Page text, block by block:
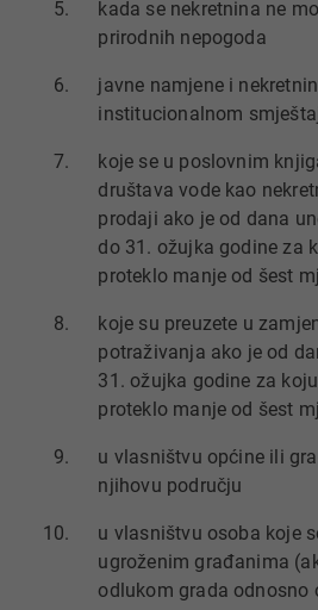
kada se nekretnina ne
prirodnih nepogoda
javne namjene i
institucionalnom
koje se u poslovnim
društava vode kao
prodaji ako je od dana
do 31. ožujka godine za
proteklo manje od šest
koje su preuzete u
potraživanja ako je od
31. ožujka godine za
proteklo manje od šest
u vlasništvu općine ili
njihovu području
u vlasništvu osoba koje
ugroženim građanima
odlukom grada odnosno